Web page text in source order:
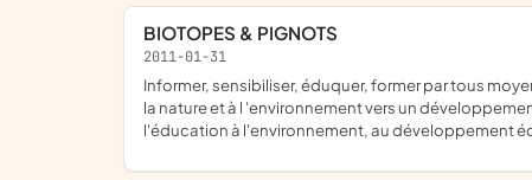
BIOTOPES & PIGNOTS
2011-01-31
informer, sensibiliser, éduquer, former par tous moyens appropriés des citoyens concernés et responsables de leur environnement ; faire progresser et promouvoir l'éducation à
la nature et à l 'environnement vers un
l'éducation à l'environnement, au développement